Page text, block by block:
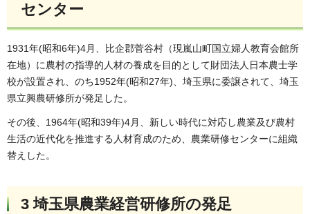
センター
1931年(昭和6年)4月、比企郡菅谷村（現嵐山町国立婦人教育会館所
在地）に農村の指導的人材の養成を目的として財団法人日本農士学
校が設置され、のち1952年(昭和27年)、埼玉県に委譲されて、埼玉
県立興農研修所が発足した。
その後、1964年(昭和39年)4月、新しい時代に対応し農業及び農村
生活の近代化を推進する人材育成のため、農業研修センターに組織
替えした。
3 埼玉県農業経営研修所の発足